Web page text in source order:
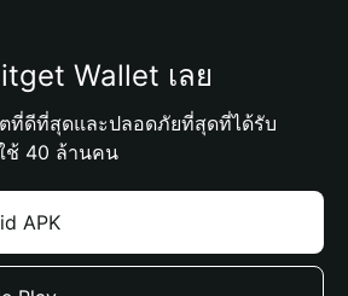
Wallet เลย
ที่ดีที่สุดและปลอดภัยที่สุดที่ได้รับ
ช้ 40 ล้านคน
APK